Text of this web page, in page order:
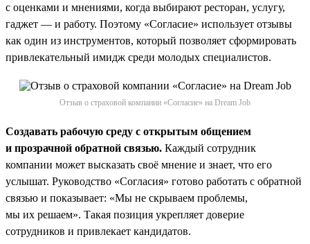
с оценками и мнениями, когда выбирают ресторан, услугу,
гаджет — и работу. Поэтому «Согласие» использует отзывы
как один из инструментов, который позволяет сформировать
привлекательный имидж среди молодых специалистов.
Отзыв о страховой компании «Согласие» на Dream Job
Создавать рабочую среду с открытым общением
и прозрачной обратной связью. Каждый сотрудник
компании может высказать своё мнение и знает, что его
услышат. Руководство «Согласия» готово работать с обратной
связью и показывает: «Мы не скрываем проблемы,
мы их решаем». Такая позиция укрепляет доверие
сотрудников и привлекает кандидатов.